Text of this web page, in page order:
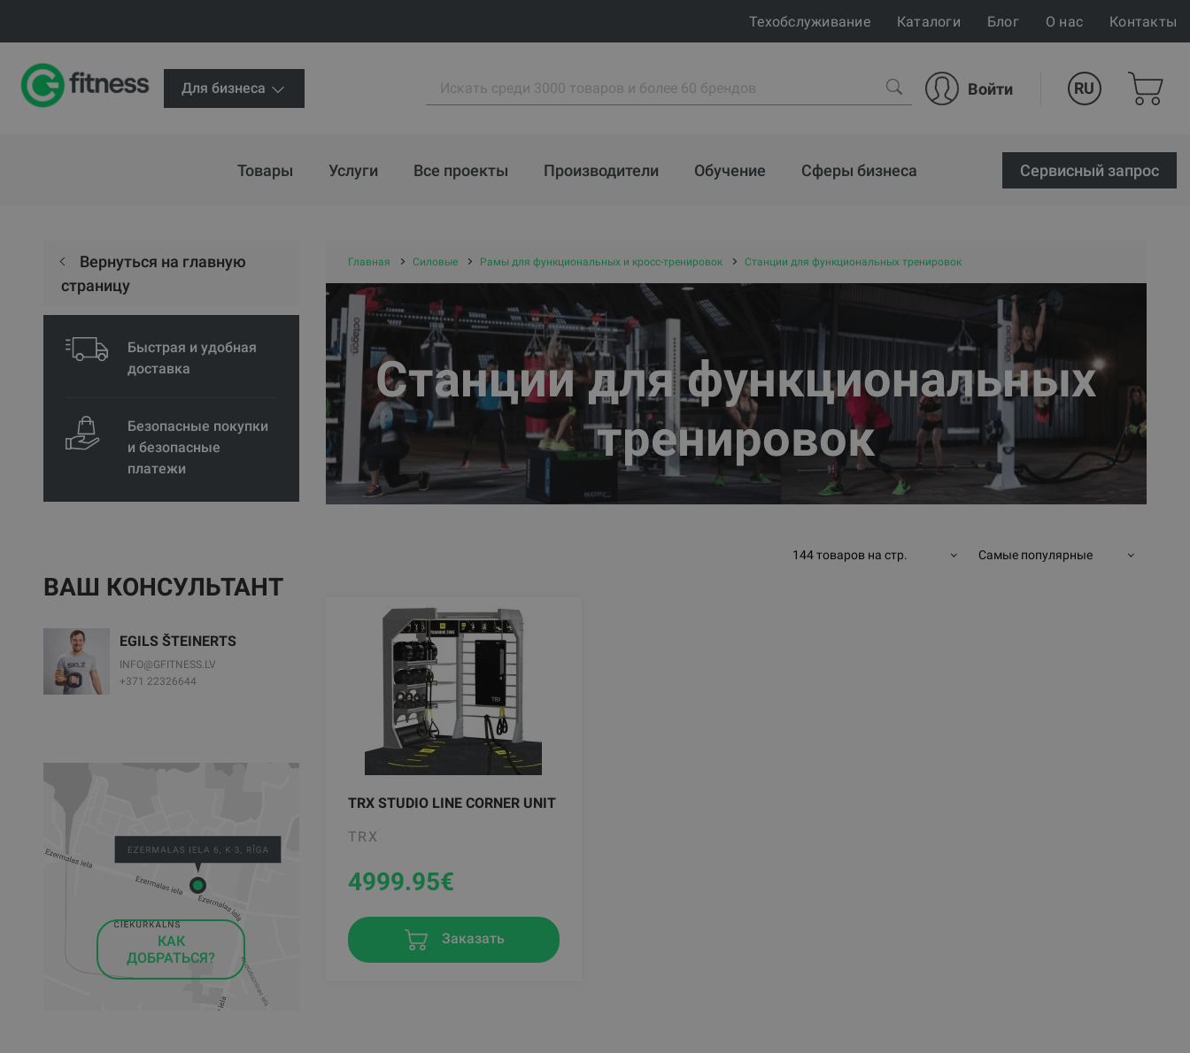
Техобслуживание Каталоги Блог О нас Контакты
Для бизнеса Войти RU
Товары Услуги Все проекты Производители Обучение Сферы бизнеса Cервисный запрос
Вернуться на главную
страницу
Быстрая и удобная
доставка
Безопасные покупки
и безопасные
платежи
ВАШ КОНСУЛЬТАНТ
EGILS ŠTEINERTS
INFO@GFITNESS.LV
+371 22326644
КАК
ДОБРАТЬСЯ?
Главная Силовые Рамы для функциональных и кросс-тренировок Станции для функциональных тренировок
Станции для функциональных
тренировок
144 товаров на стр. Самые популярные
TRX STUDIO LINE CORNER UNIT
TRX
4999.95€
Заказать